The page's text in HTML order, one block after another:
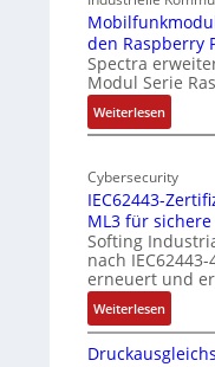
-
Z
o
l
l
-
n
d
u
s
t
r
i
e
-
den Raspberry
Spectra
Modul Serie
Weiterlesen:
M
b
i
l
f
u
n
k
m
o
Cybersecurity
IEC62443-
ML3 für
Softing
nach
erneuert und
Weiterlesen:
I
E